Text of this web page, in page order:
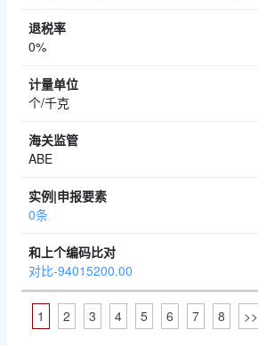
0%
个/千克
ABE
0条
对比-94015200.00
1 2 3 4 5 6 7 8 >>